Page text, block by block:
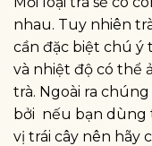
nhau. Tuy nhiên
cần đặc biệt chú ý
và nhiệt độ có thể
trà. Ngoài ra
bởi nếu bạn dùng
vị trái cây nên hãy